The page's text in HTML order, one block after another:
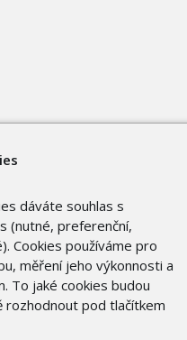
dáváte souhlas s
(nutné, preferenční,
Cookies používáme pro
měření jeho výkonnosti a
To jaké cookies budou
rozhodnout pod tlačítkem